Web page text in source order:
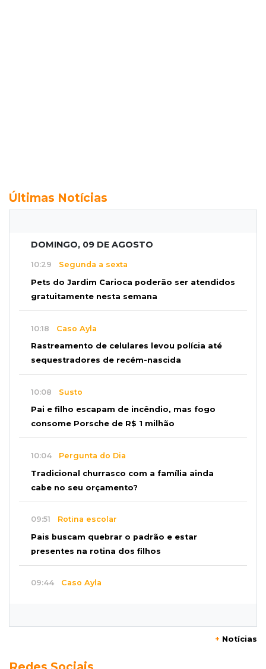
Últimas Notícias
DOMINGO, 09 DE AGOSTO
10:29 Segunda a sexta
Pets do Jardim Carioca poderão ser atendidos
gratuitamente nesta semana
10:18 Caso Ayla
Rastreamento de celulares levou polícia até
sequestradores de recém-nascida
10:08 Susto
Pai e filho escapam de incêndio, mas fogo
consome Porsche de R$ 1 milhão
10:04 Pergunta do Dia
Tradicional churrasco com a família ainda
cabe no seu orçamento?
09:51 Rotina escolar
Pais buscam quebrar o padrão e estar
presentes na rotina dos filhos
09:44 Caso Ayla
Motorista foge após bater em caçamba e
+ Notícias